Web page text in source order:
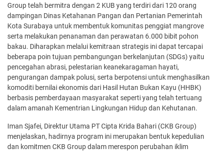
Group telah bermitra dengan 2 KUB yang terdiri dari 120 orang
dampingan Dinas Ketahanan Pangan dan Pertanian Pemerintah
Kota Surabaya untuk membentuk komunitas penggiat mangrove
serta melakukan penanaman dan perawatan 6.000 bibit pohon
bakau. Diharapkan melalui kemitraan strategis ini dapat tercapai
beberapa poin tujuan pembangungan berkelanjutan (SDGs) yaitu
pencegahan abrasi, pelestarian keanekaragaman hayati,
pengurangan dampak polusi, serta berpotensi untuk menghasilkan
komoditi bernilai ekonomis dari Hasil Hutan Bukan Kayu (HHBK)
berbasis pemberdayaan masyarakat seperti yang telah tertuang
dalam amanah Kementrian Lingkungan Hidup dan Kehutanan.
Iman Sjafei, Direktur Utama PT Cipta Krida Bahari (CKB Group)
menjelaskan, hadirnya program ini merupakan bentuk kepedulian
dan komitmen CKB Group dalam merespon perubahan iklim